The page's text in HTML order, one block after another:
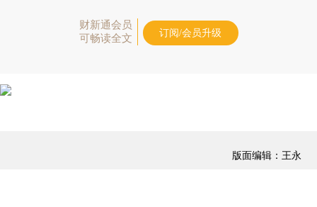
财新通会员
可畅读全文
订阅/会员升级
版面编辑：王永